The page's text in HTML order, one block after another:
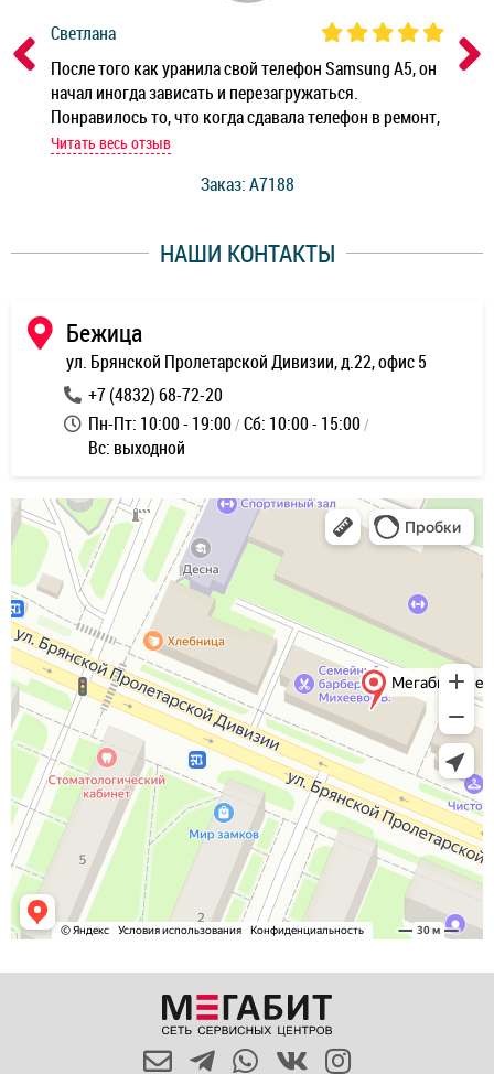
Светлана
После того как уранила свой телефон Samsung A5, он
начал иногда зависать и перезагружаться.
Понравилось то, что когда сдавала телефон в ремонт,
мастер при мне сделал быструю диагностику и сказал
работы и оперативность!
Читать весь отзыв
Заказ: A7188
НАШИ КОНТАКТЫ
Бежица
ул. Брянской Пролетарской Дивизии, д.22, офис 5
+7 (4832) 68-72-20
Пн-Пт: 10:00 - 19:00 Сб: 10:00 - 15:00
Вс: выходной